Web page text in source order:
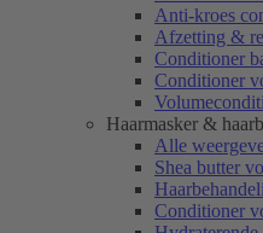
Anti-kroes
Afzetting &
Conditioner
Conditioner
Haarmasker &
Alle
Shea butter
Conditioner